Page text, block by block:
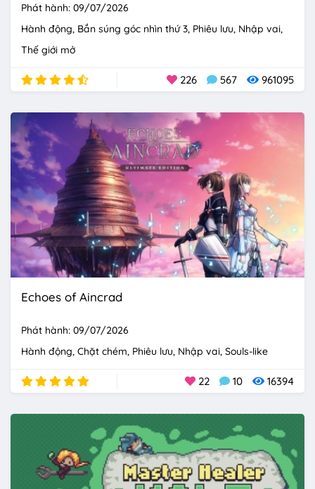
Phát hành: 09/07/2026
Hành động Bắn súng góc nhìn thứ 3 Phiêu lưu Nhập vai
Thế giới mở
226 567 961095
Echoes of Aincrad
Phát hành: 09/07/2026
Hành động Chặt chém Phiêu lưu Nhập vai Souls-like
22 10 16394